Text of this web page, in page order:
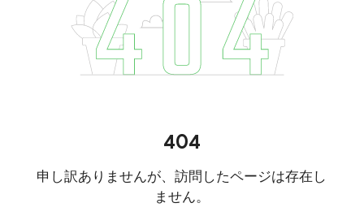
404
申し訳ありませんが、訪問したページは存在し
ません。